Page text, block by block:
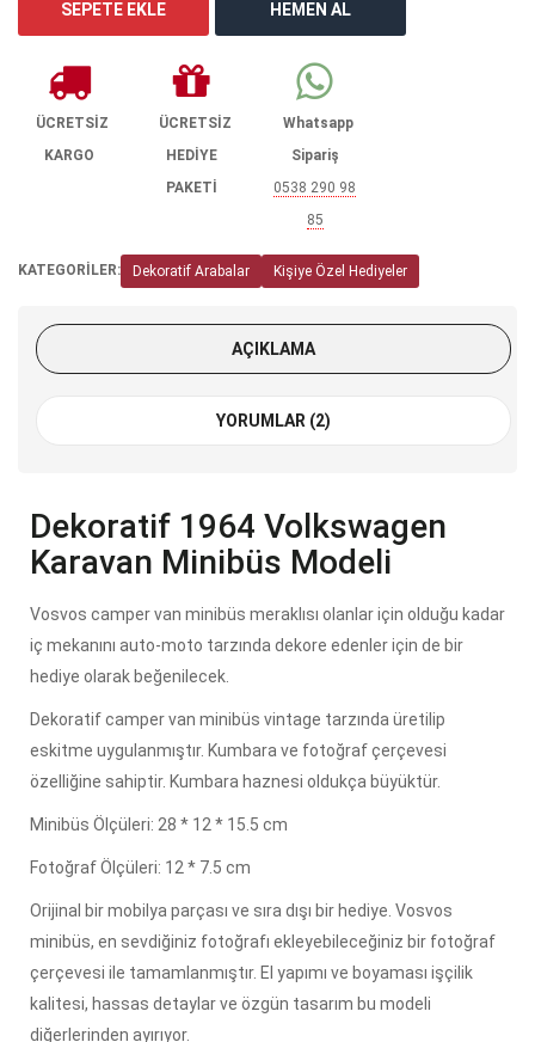
ÜCRETSİZ
KARGO
ÜCRETSİZ
HEDİYE
PAKETİ
Whatsapp
Sipariş
0538 290 98
85
KATEGORİLER: Dekoratif Arabalar Kişiye Özel Hediyeler
AÇIKLAMA
YORUMLAR (2)
Dekoratif 1964 Volkswagen
Karavan Minibüs Modeli
Vosvos camper van minibüs meraklısı olanlar için olduğu kadar
iç mekanını auto-moto tarzında dekore edenler için de bir
hediye olarak beğenilecek.
Dekoratif camper van minibüs vintage tarzında üretilip
eskitme uygulanmıştır. Kumbara ve fotoğraf çerçevesi
özelliğine sahiptir. Kumbara haznesi oldukça büyüktür.
Minibüs Ölçüleri: 28 * 12 * 15.5 cm
Fotoğraf Ölçüleri: 12 * 7.5 cm
Orijinal bir mobilya parçası ve sıra dışı bir hediye. Vosvos
minibüs, en sevdiğiniz fotoğrafı ekleyebileceğiniz bir fotoğraf
çerçevesi ile tamamlanmıştır. El yapımı ve boyaması işçilik
kalitesi, hassas detaylar ve özgün tasarım bu modeli
diğerlerinden ayırıyor.